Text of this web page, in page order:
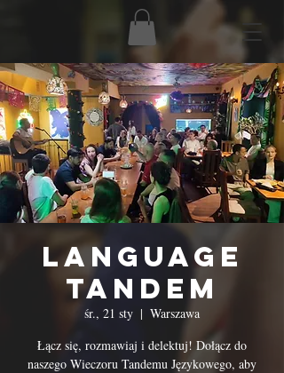
Language
Tandem
śr., 21 sty
  |
Warszawa
Łącz się, rozmawiaj i delektuj! Dołącz do
naszego Wieczoru Tandemu Językowego, aby